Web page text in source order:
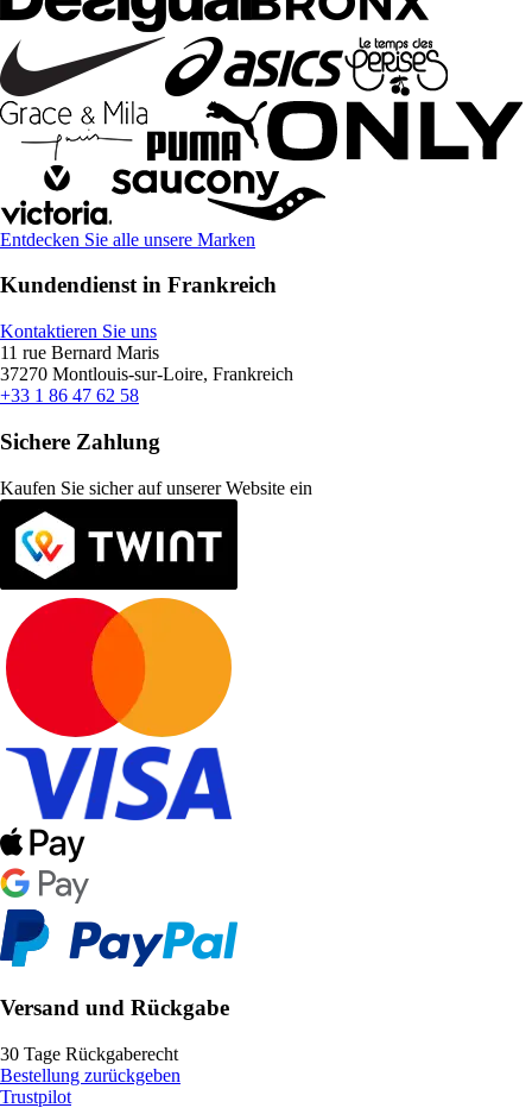
Entdecken Sie alle unsere Marken
Kundendienst in Frankreich
Kontaktieren Sie uns
11 rue Bernard Maris
37270 Montlouis-sur-Loire, Frankreich
+33 1 86 47 62 58
Sichere Zahlung
Kaufen Sie sicher auf unserer Website ein
Versand und Rückgabe
30 Tage Rückgaberecht
Bestellung zurückgeben
Trustpilot